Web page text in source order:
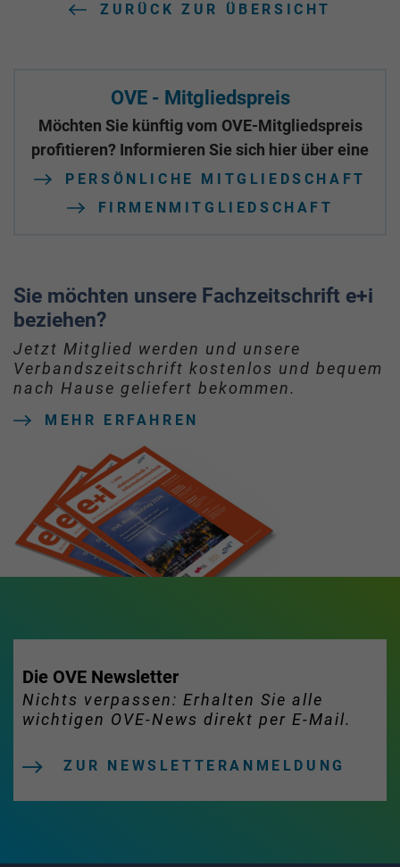
ZURÜCK ZUR ÜBERSICHT
OVE - Mitgliedspreis
Möchten Sie künftig vom OVE-Mitgliedspreis
profitieren? Informieren Sie sich hier über eine
PERSÖNLICHE MITGLIEDSCHAFT
FIRMENMITGLIEDSCHAFT
Sie möchten unsere Fachzeitschrift e+i
beziehen?
Jetzt Mitglied werden und unsere
Verbandszeitschrift kostenlos und bequem
nach Hause geliefert bekommen.
MEHR ERFAHREN
Die OVE Newsletter
Nichts verpassen: Erhalten Sie alle
wichtigen OVE-News direkt per E-Mail.
ZUR NEWSLETTERANMELDUNG